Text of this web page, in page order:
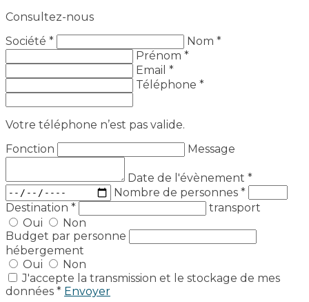
Consultez-nous
Société *
Nom *
Prénom *
Email *
Téléphone *
Votre téléphone n’est pas valide.
Fonction
Message
Date de l'évènement *
Nombre de personnes *
Destination *
transport
Oui
Non
Budget par personne
hébergement
Oui
Non
J'accepte la transmission et le stockage de mes
données * Envoyer